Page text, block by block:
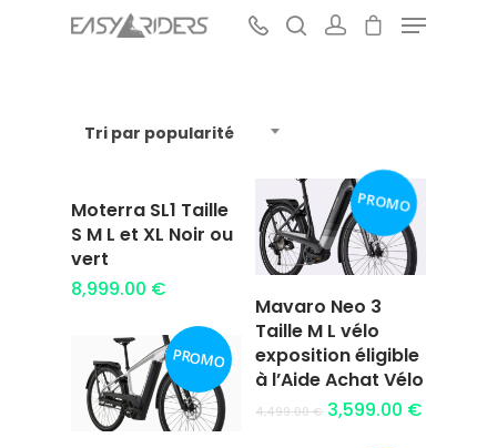
Hit enter to search or ESC to close
Tri par popularité
Ajouter au
panier
Moterra SL1 Taille
S M L et XL Noir ou
vert
8,999.00 €
PROMO
Ajouter au
panier
Mavaro Neo 3
Taille M L vélo
exposition éligible
à l’Aide Achat Vélo
4,499.00€ 3,599.00 €
PROMO